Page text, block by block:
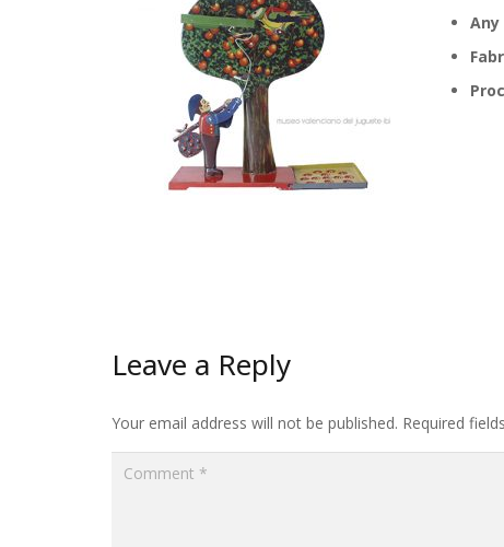
Leave a Reply
Your email address will not be published. Required